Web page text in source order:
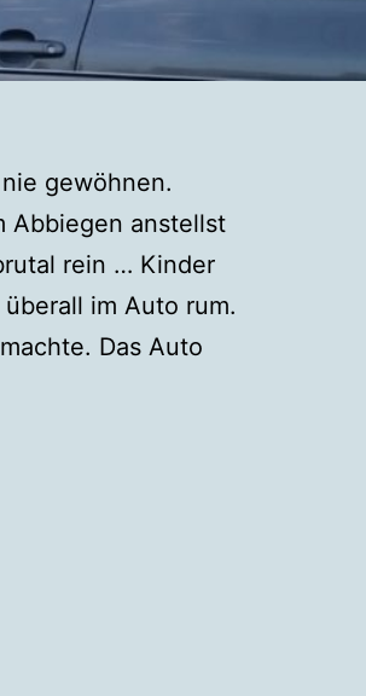
gewöhnen.
Abbiegen anstellst
rein … Kinder
im Auto rum.
Das Auto